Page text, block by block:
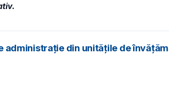
administraţie din unităţile de